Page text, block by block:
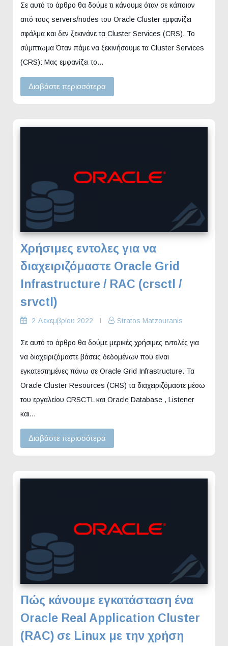
Σε αυτό το άρθρο θα δούμε τι κάνουμε όταν σε κάποιον
από τους servers/nodes του Oracle Cluster εμφανίζει
σφάλμα και δεν ξεκινάνε τα Cluster Services (CRS). Το
σύμπτωμα Όταν πάμε να ξεκινήσουμε τα Cluster Services
(CRS): Μας εμφανίζει το…
Διαβάστε περισσότερα
Χρήσιμες εντολες για να
διαχειριζόμαστε Oracle Grid
Infrastructure / RAC (crsctl /
srvctl)
2 Δεκεμβρίου 2022 Stratos Matzouranis
Σε αυτό το άρθρο θα δούμε μερικές χρήσιμες εντολές για
να διαχειριζόμαστε βάσεις δεδομένων που είναι
εγκατεστημένες πάνω σε Oracle Grid Infrastructure. Τα
Oracle Cluster Resources (CRS) τα διαχειριζόμαστε μέσω
του εργαλείου CRSCTL και Oracle Database , Listener
και…
Διαβάστε περισσότερα
Πώς κάνουμε εγκατάσταση ένα
Oracle Real Application Cluster
(RAC) σε Linux με την χρήση